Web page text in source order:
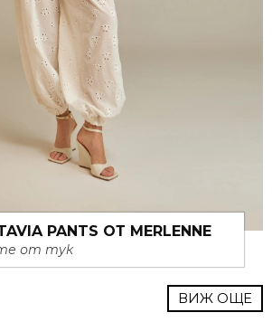
PANTS ОТ MERLENNE
от тук
ВИЖ ОЩЕ